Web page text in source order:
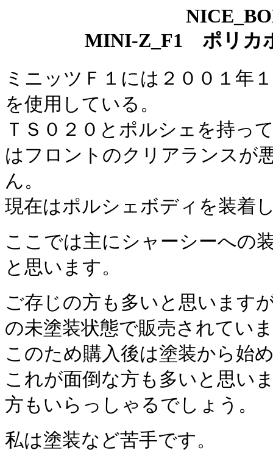
MINI-Z_F1 ポリカ
ミニッツＦ１には２００１年
を使用している。
ＴＳ０２０とポルシェを持っ
はフロントのクリアランスが
ん。
現在はポルシェボディを装着
ここでは主にシャーシーへの
と思います。
ご存じの方も多いと思います
の未塗装状態で販売されてい
このため購入後は塗装から始
これが面倒な方も多いと思い
方もいらっしゃるでしょう。
私は塗装など苦手です。